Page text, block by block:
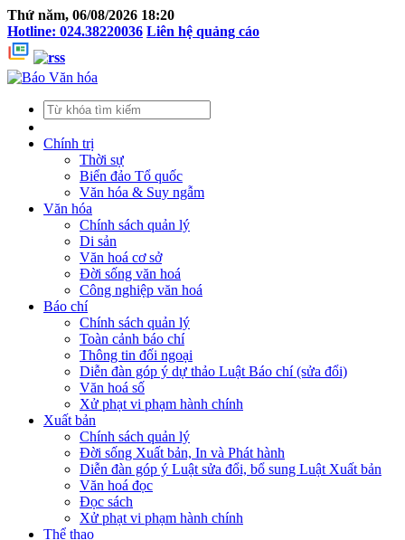
Thứ năm, 06/08/2026 18:20
Hotline: 024.38220036 Liên hệ quảng cáo
Chính trị
Thời sự
Biển đảo Tổ quốc
Văn hóa & Suy ngẫm
Văn hóa
Chính sách quản lý
Di sản
Văn hoá cơ sở
Đời sống văn hoá
Công nghiệp văn hoá
Báo chí
Chính sách quản lý
Toàn cảnh báo chí
Thông tin đối ngoại
Diễn đàn góp ý dự thảo Luật Báo chí (sửa đổi)
Văn hoá số
Xử phạt vi phạm hành chính
Xuất bản
Chính sách quản lý
Đời sống Xuất bản, In và Phát hành
Diễn đàn góp ý Luật sửa đổi, bổ sung Luật Xuất bản
Văn hoá đọc
Đọc sách
Xử phạt vi phạm hành chính
Thể thao